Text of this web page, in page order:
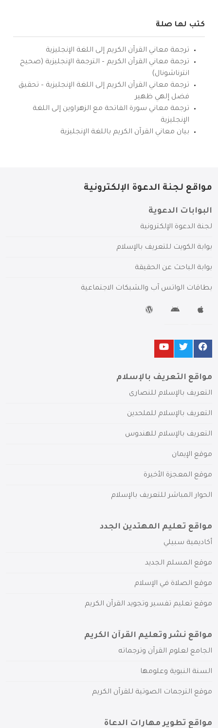
كتب لها صلة
ترجمة معاني القرآن الكريم إلى اللغة الإنجليزية
ترجمة معاني القرآن الكريم – الترجمة الإنجليزية (صحيح
انترناشونال)
ترجمة معاني القرآن الكريم إلى اللغة الإنجليزية – تحقيق
فضل إلهي ظهير
ترجمة معاني سورة الفاتحة مع الزهراوين إلى اللغة
الإنجليزية
بيان معاني القرآن الكريم باللغة الإنجليزية
مواقع لجنة الدعوة الإلكترونية
البوابات الدعوية
لجنة الدعوة الإلكترونية
بوابة الكويت للتعريف بالإسلام
بوابة الباحث عن الحقيقة
بطاقات الواتس آب والشبكات الاجتماعية
مواقع التعريف بالإسلام
التعريف بالإسلام للنصارى
التعريف بالإسلام للملحدين
التعريف بالإسلام للهندوس
موقع الإيمان
موقع المعجزة الأخيرة
الحوار المباشر للتعريف بالإسلام
مواقع تعليم المهتدين الجدد
أكاديمية سبيلي
موقع المسلم الجديد
موقع الصلاة في الإسلام
موقع تعليم تفسير وتجويد القرآن الكريم
مواقع نشر وتعليم القرآن الكريم
الجامع لعلوم القرآن وترجماته
السنة النبوية وعلومها
موقع الترجمات الصوتية للقرآن الكريم
مواقع تطوير مهارات الدعاة